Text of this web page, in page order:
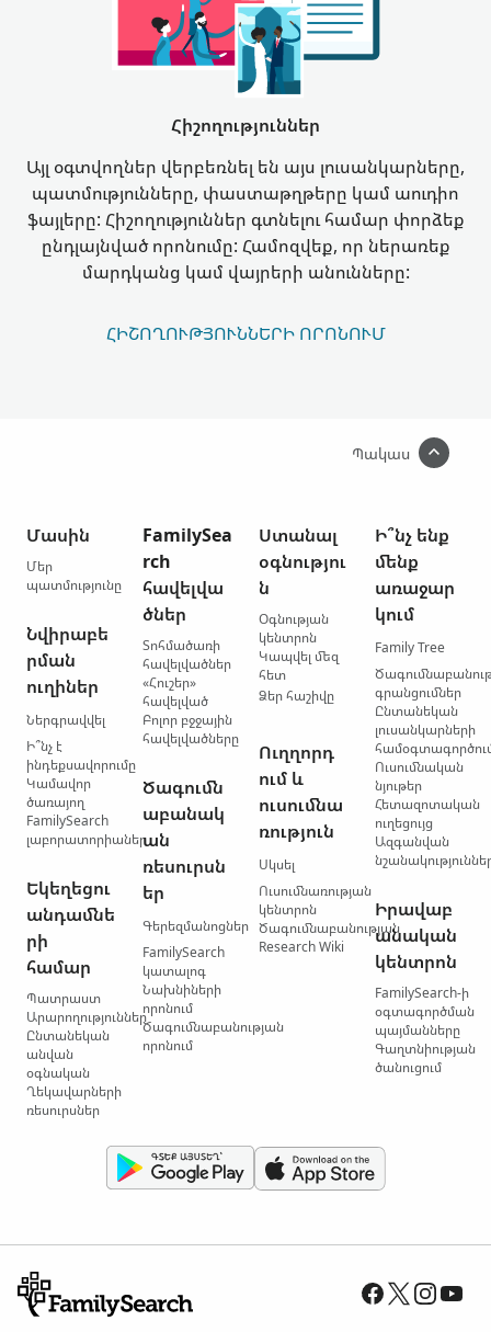
Հիշողություններ
Այլ օգտվողներ վերբեռնել են այս լուսանկարները,
պատմությունները, փաստաթղթերը կամ աուդիո
ֆայլերը: Հիշողություններ գտնելու համար փորձեք
ընդլայնված որոնումը: Համոզվեք, որ ներառեք
մարդկանց կամ վայրերի անունները:
ՀԻՇՈՂՈՒԹՅՈՒՆՆԵՐԻ ՈՐՈՆՈՒՄ
Պակաս
Մասին
Մեր
պատմությունը
Նվիրաբե
րման
ուղիներ
Ներգրավվել
Ի՞նչ է
ինդեքսավորումը
Կամավոր
ծառայող
FamilySearch
լաբորատորիաներ
Եկեղեցու
անդամնե
րի
համար
Պատրաստ
Արարողություններ
Ընտանեկան
անվան
օգնական
Ղեկավարների
ռեսուրսներ
FamilySea
rch
հավելվա
ծներ
Տոհմածառի
հավելվածներ
«Հուշեր»
հավելված
Բոլոր բջջային
հավելվածները
Ծագումն
աբանակ
ան
ռեսուրսն
եր
Գերեզմանոցներ
FamilySearch
կատալոգ
Նախնիների
որոնում
Ծագումնաբանության
որոնում
Ստանալ
օգնությու
ն
Օգնության
կենտրոն
Կապվել մեզ
հետ
Ձեր հաշիվը
Ուղղորդ
ում և
ուսումնա
ռություն
Սկսել
Ուսումնառության
կենտրոն
Ծագումնաբանության
Research Wiki
Ի՞նչ ենք
մենք
առաջար
կում
Family Tree
գրանցումներ
Ընտանեկան
լուսանկարների
Ուսումնական
նյութեր
Հետազոտական
ուղեցույց
Ազգանվան
Իրավաբ
անական
կենտրոն
FamilySearch-ի
օգտագործման
պայմանները
Գաղտնիության
ծանուցում